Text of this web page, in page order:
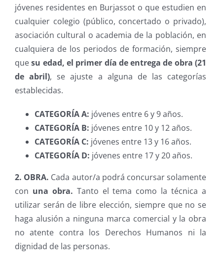
jóvenes residentes en Burjassot o que estudien en
cualquier colegio (público, concertado o privado),
asociación cultural o academia de la población, en
cualquiera de los periodos de formación, siempre
quesu edad, el primer día de entrega de obra (21
de abril), se ajuste a alguna de las categorías
establecidas.
CATEGORÍA A: jóvenes entre 6 y 9 años.
CATEGORÍA B: jóvenes entre 10 y 12 años.
CATEGORÍA C: jóvenes entre 13 y 16 años.
CATEGORÍA D: jóvenes entre 17 y 20 años.
2. OBRA. Cada autor/a podrá concursar solamente
con una obra. Tanto el tema como la técnica a
utilizar serán de libre elección, siempre que no se
haga alusión a ninguna marca comercial y la obra
no atente contra los Derechos Humanos ni la
dignidad de las personas.